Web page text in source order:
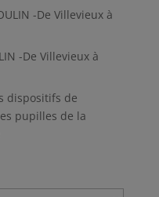
-De Villevieux à
-De Villevieux à
dispositifs de
pupilles de la